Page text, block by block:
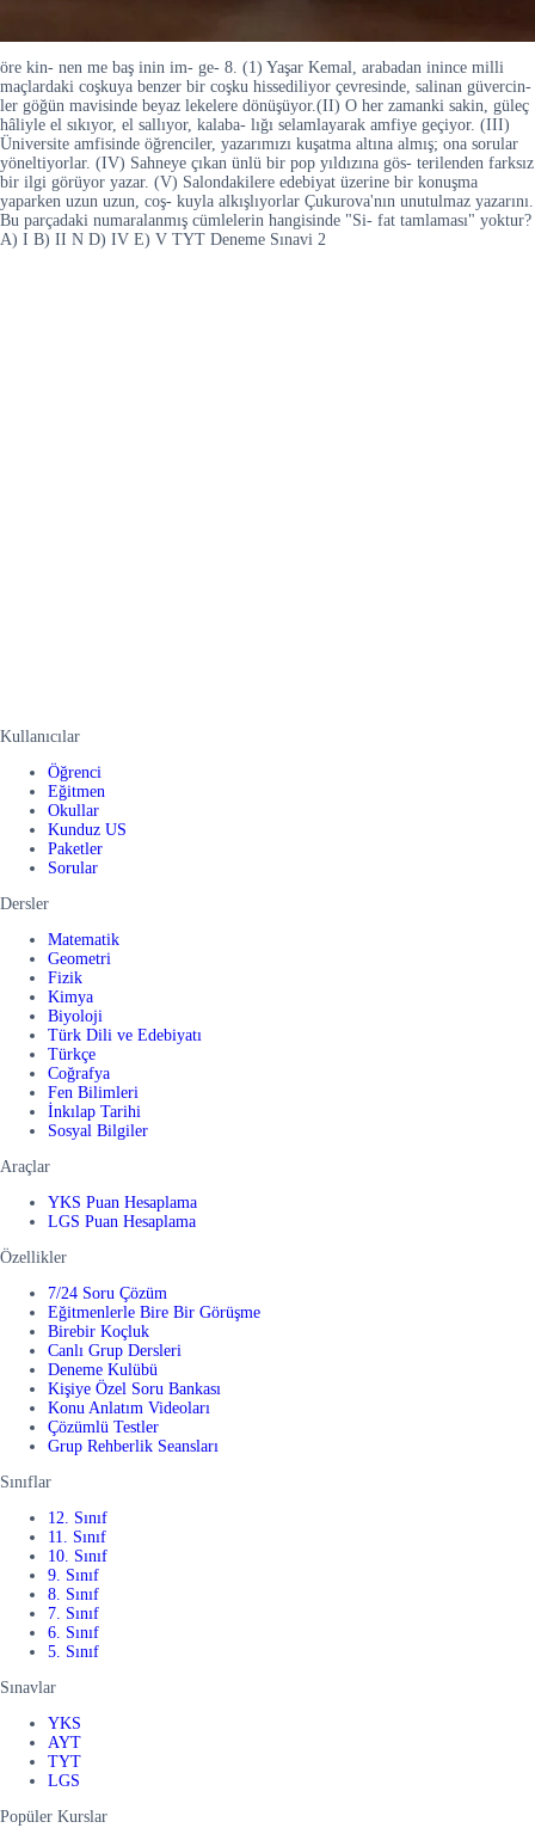
öre kin- nen me baş inin im- ge- 8. (1) Yaşar Kemal, arabadan inince milli
maçlardaki coşkuya benzer bir coşku hissediliyor çevresinde, salinan güvercin-
ler göğün mavisinde beyaz lekelere dönüşüyor.(II) O her zamanki sakin, güleç
hâliyle el sıkıyor, el sallıyor, kalaba- lığı selamlayarak amfiye geçiyor. (III)
Üniversite amfisinde öğrenciler, yazarımızı kuşatma altına almış; ona sorular
yöneltiyorlar. (IV) Sahneye çıkan ünlü bir pop yıldızına gös- terilenden farksız
bir ilgi görüyor yazar. (V) Salondakilere edebiyat üzerine bir konuşma
yaparken uzun uzun, coş- kuyla alkışlıyorlar Çukurova'nın unutulmaz yazarını.
Bu parçadaki numaralanmış cümlelerin hangisinde "Si- fat tamlaması" yoktur?
A) I B) II N D) IV E) V TYT Deneme Sınavi 2
Kullanıcılar
Öğrenci
Eğitmen
Okullar
Kunduz US
Paketler
Sorular
Dersler
Matematik
Geometri
Fizik
Kimya
Biyoloji
Türk Dili ve Edebiyatı
Türkçe
Coğrafya
Fen Bilimleri
İnkılap Tarihi
Sosyal Bilgiler
Araçlar
YKS Puan Hesaplama
LGS Puan Hesaplama
Özellikler
7/24 Soru Çözüm
Eğitmenlerle Bire Bir Görüşme
Birebir Koçluk
Canlı Grup Dersleri
Deneme Kulübü
Kişiye Özel Soru Bankası
Konu Anlatım Videoları
Çözümlü Testler
Grup Rehberlik Seansları
Sınıflar
12. Sınıf
11. Sınıf
10. Sınıf
9. Sınıf
8. Sınıf
7. Sınıf
6. Sınıf
5. Sınıf
Sınavlar
YKS
AYT
TYT
LGS
Popüler Kurslar